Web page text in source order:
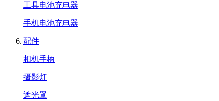
工具电池充电器
手机电池充电器
配件
相机手柄
摄影灯
遮光罩